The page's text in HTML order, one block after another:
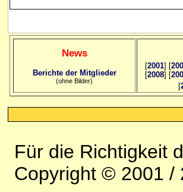
News
Berichte der Mitglieder
(ohne Bilder)
[2001] [
[2008] [
[
Für die Richtigkeit
Copyright © 2001 /